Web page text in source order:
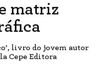
matriz
livro do jovem autor
Cepe Editora